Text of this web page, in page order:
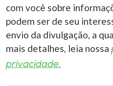
com você sobre
podem ser de seu
envio da divulgação, a
mais detalhes, leia nossa
privacidade.